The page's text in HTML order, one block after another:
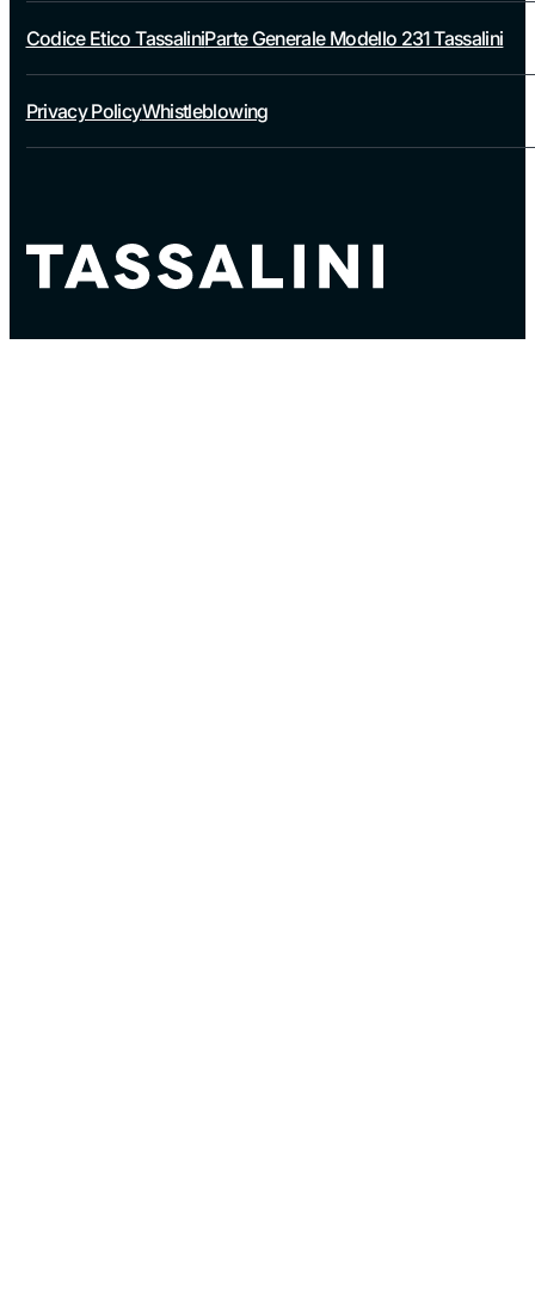
Codice Etico TassaliniParte Generale Modello 231 Tassalini
Privacy PolicyWhistleblowing